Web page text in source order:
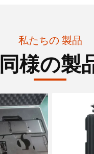
私たちの 製品
同様の製